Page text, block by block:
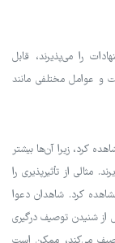
را می‌پذیرند، قابل
و عوامل مختلفی مانند
کرد، زیرا آن‌ها بیشتر
مثالی از تأثیرپذیری را
کرد. شاهدان دعوا
شنیدن توصیف درگیری